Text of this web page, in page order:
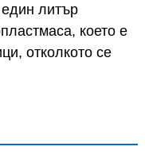
литър
което е
отколкото се